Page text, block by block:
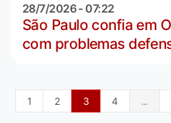
28/7/2026 - 07:22
São Paulo confia em
com problemas
1 2 3 4 ...